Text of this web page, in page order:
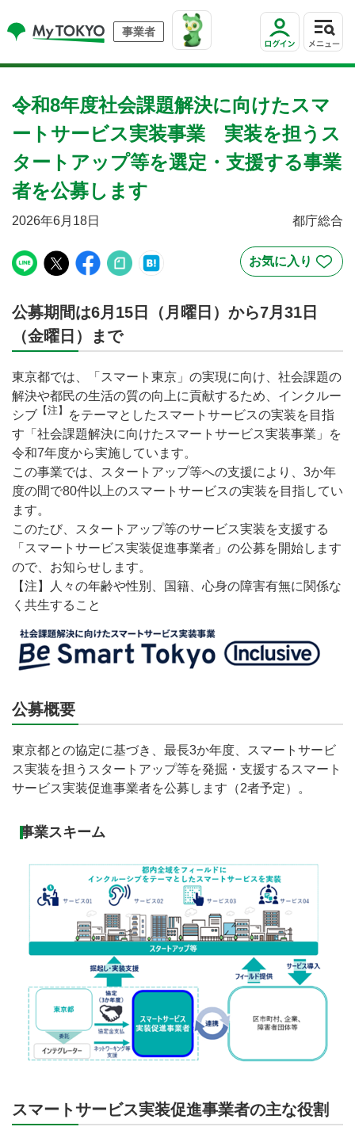
事業者
令和8年度社会課題解決に向けたスマ
ートサービス実装事業 実装を担うス
タートアップ等を選定・支援する事業
者を公募します
2026年6月18日 都庁総合
公募期間は6月15日（月曜日）から7月31日
（金曜日）まで
東京都では、「スマート東京」の実現に向け、社会課題の
解決や都民の生活の質の向上に貢献するため、インクルー
シブ 【注】
をテーマとしたスマートサービスの実装を目指
す「社会課題解決に向けたスマートサービス実装事業」を
令和7年度から実施しています。
この事業では、スタートアップ等への支援により、3か年
度の間で80件以上のスマートサービスの実装を目指してい
ます。
このたび、スタートアップ等のサービス実装を支援する
「スマートサービス実装促進事業者」の公募を開始します
ので、お知らせします。
【注】人々の年齢や性別、国籍、心身の障害有無に関係な
く共生すること
公募概要
東京都との協定に基づき、最長3か年度、スマートサービ
ス実装を担うスタートアップ等を発掘・支援するスマート
サービス実装促進事業者を公募します（2者予定）。
事業スキーム
スマートサービス実装促進事業者の主な役割